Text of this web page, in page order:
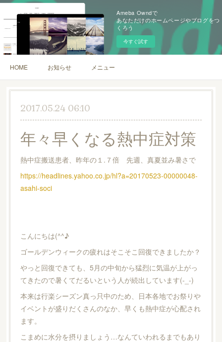
Ameba Owndで
あなただけのホームページやブログをつ
くろう
今すぐ試す
HOME お知らせ メニュー
2017.05.24 06:10
年々早くなる熱中症対策
熱中症搬送患者、昨年の１.７倍 先週、真夏並み暑さで
https://headlines.yahoo.co.jp/hl?a=20170523-00000048-
asahi-soci
こんにちは(^^♪
ゴールデンウィークの疲れはそこそこ回復できましたか？
やっと回復できても、5月の中旬から猛烈に気温が上がっ
てきたので暑くてだるいという人が続出しています(-_-)
本来は行楽シーズン真っ只中のため、日本各地でお祭りや
イベントが盛りだくさんのなか、早くも熱中症が心配され
ます。
こまめに水分を摂りましょう…なんていわれるまでもあり